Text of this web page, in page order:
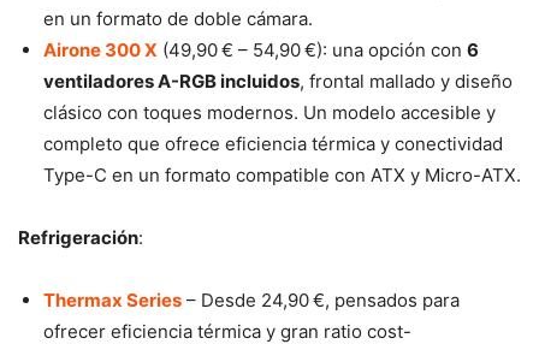
en un formato de doble cámara.
Airone 300 X (49,90 € – 54,90 €): una opción con 6
ventiladores A-RGB incluidos, frontal mallado y diseño
clásico con toques modernos. Un modelo accesible y
completo que ofrece eficiencia térmica y conectividad
Type-C en un formato compatible con ATX y Micro-ATX.
Refrigeración:
Thermax Series – Desde 24,90 €, pensados para
ofrecer eficiencia térmica y gran ratio cost-